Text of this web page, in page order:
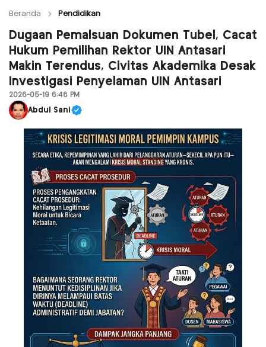
Beranda Pendidikan
Dugaan Pemalsuan Dokumen Tubel, Cacat
Hukum Pemilihan Rektor UIN Antasari
Makin Terendus, Civitas Akademika Desak
Investigasi Penyelaman UIN Antasari
2026-05-19 6:48 PM
Abdul Sani